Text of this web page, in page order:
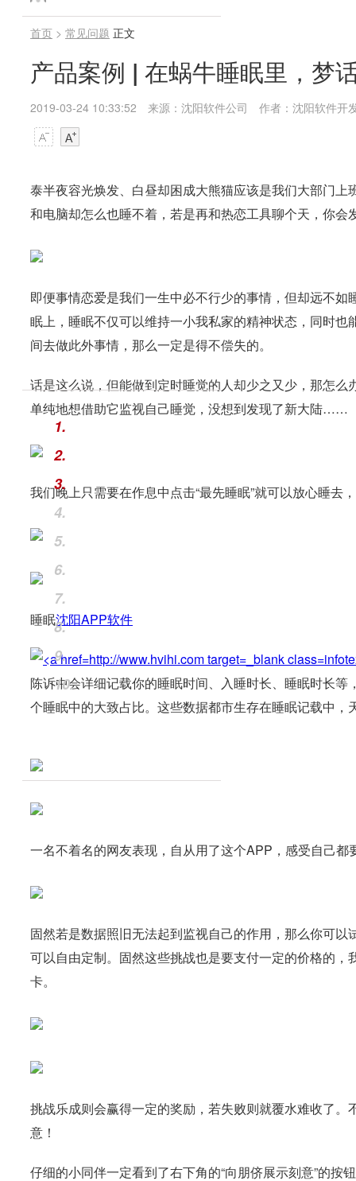
首页 > 常见问题 正文
产品案例 | 在蜗牛睡眠里，梦
2019-03-24 10:33:52 来源：沈阳软件公司 作者：沈阳软件开
泰半夜容光焕发、白昼却困成大熊猫应该是我们大部门
和电脑却怎么也睡不着，若是再和热恋工具聊个天，你会
即便事情恋爱是我们一生中必不行少的事情，但却远不
眠上，睡眠不仅可以维持一小我私家的精神状态，同时
间去做此外事情，那么一定是得不偿失的。
话是这么说，但能做到定时睡觉的人却少之又少，那怎
单纯地想借助它监视自己睡觉，没想到发现了新大陆……
我们晚上只需要在作息中点击“最先睡眠”就可以放心睡去
睡眠沈阳APP软件
陈诉中会详细记载你的睡眠时间、入睡时长、睡眠时长
个睡眠中的大致占比。这些数据都市生存在睡眠记载中
一名不着名的网友表现，自从用了这个APP，感受自己
固然若是数据照旧无法起到监视自己的作用，那么你可
可以自由定制。固然这些挑战也是要支付一定的价格的
卡。
挑战乐成则会赢得一定的奖励，若失败则就覆水难收了
意！
仔细的小同伴一定看到了右下角的“向朋侪展示刻意”的
1.
2.
3.
4.
5.
6.
7.
8.
9.
10.